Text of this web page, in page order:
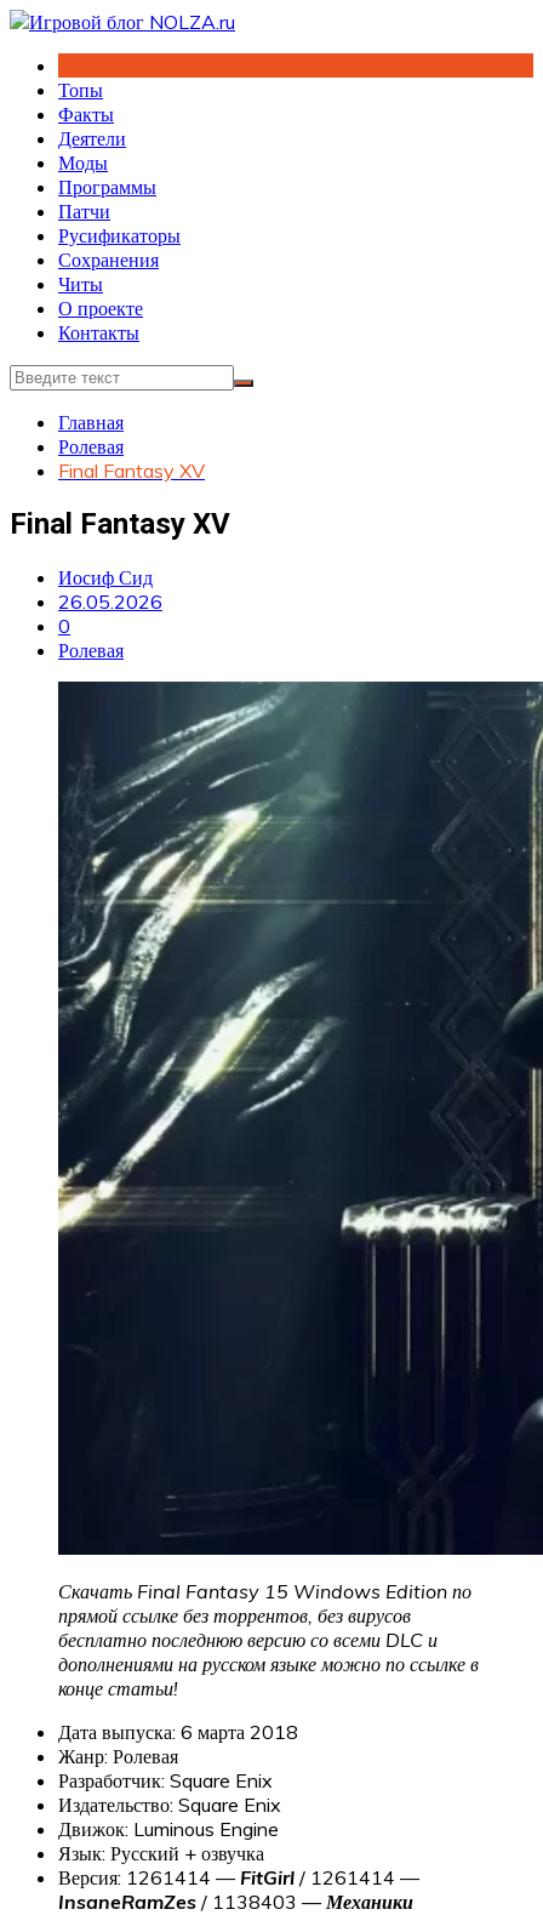
Перейти
содержимому
Топы
Факты
Деятели
Моды
Программы
Патчи
Русификаторы
Сохранения
Читы
О проекте
Контакты
Главная
Ролевая
Final Fantasy XV
Final Fantasy XV
Иосиф Сид
26.05.2026
0
Ролевая
Скачать Final Fantasy 15 Windows Edition по
прямой ссылке без торрентов, без вирусов
бесплатно последнюю версию со всеми DLC и
дополнениями на русском языке можно по ссылке в
конце статьи!
Дата выпуска: 6 марта 2018
Жанр: Ролевая
Разработчик: Square Enix
Издательство: Square Enix
Движок: Luminous Engine
Язык: Русский + озвучка
Версия: 1261414 — FitGirl / 1261414 —
InsaneRamZes / 1138403 — Механики